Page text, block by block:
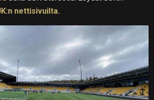
nettisivuilta.